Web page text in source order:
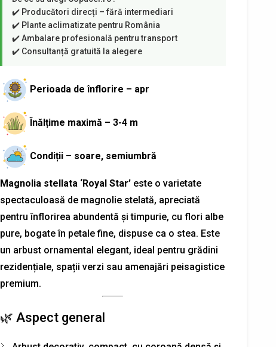
Perioada de înflorire – apr
Înălțime maximă – 3-4 m
Condiții – soare, semiumbră
Magnolia stellata ‘Royal Star’este o varietate
spectaculoasă de magnolie stelată, apreciată
pentru înflorirea abundentă și timpurie, cu flori albe
pure, bogate în petale fine, dispuse ca o stea. Este
un arbust ornamental elegant, ideal pentru grădini
rezidențiale, spații verzi sau amenajări peisagistice
premium.
🌿 Aspect general